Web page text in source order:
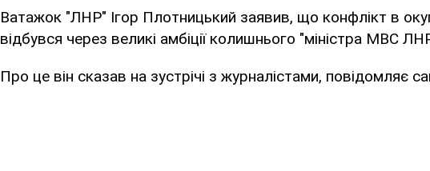
Ватажок "ЛНР" Ігор Плотницький заявив, що конфлікт в
відбувся через великі амбіції колишнього "міністра МВС
Про це він сказав на зустрічі з журналістами, повідомляє